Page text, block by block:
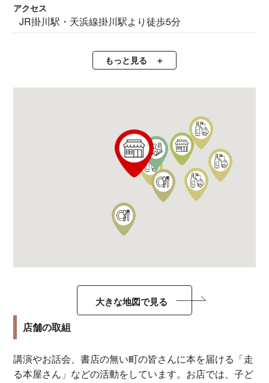
アクセス
JR掛川駅・天浜線掛川駅より徒歩5分
もっと見る
大きな地図で見る
店舗の取組
講演やお話会、書店の無い町の皆さんに本を届ける「走
る本屋さん」などの活動をしています。お店では、子ど